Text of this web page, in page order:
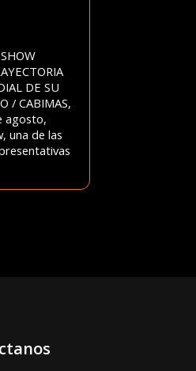
DE SU
/ CABIMAS,
agosto,
una de las